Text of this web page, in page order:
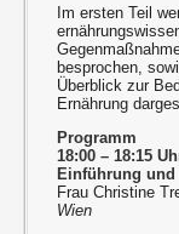
Im ersten Teil
besprochen,
Überblick zur
Ernährung
Programm
18:00 – 18:15
Einführung
Frau Christine
Wien